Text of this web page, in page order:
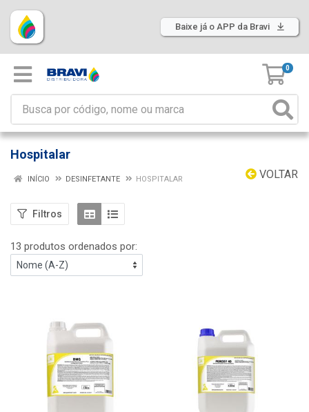
Baixe já o APP da Bravi
0
Hospitalar
VOLTAR
INÍCIO DESINFETANTE HOSPITALAR
Filtros
13 produtos ordenados por: